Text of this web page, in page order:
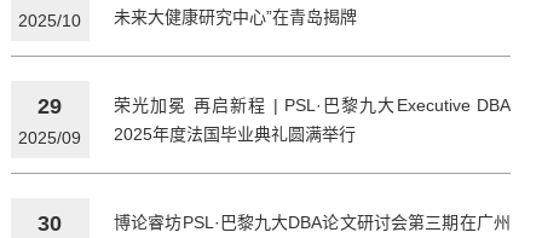
2025/10
未来大健康研究中心”在青岛揭牌
29
2025/09
荣光加冕 再启新程 | PSL·巴黎九大Executive DBA
2025年度法国毕业典礼圆满举行
30
博论睿坊PSL·巴黎九大DBA论文研讨会第三期在广州